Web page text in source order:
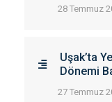
28 Temmuz
Uşak’ta
Dönemi
27 Temmuz